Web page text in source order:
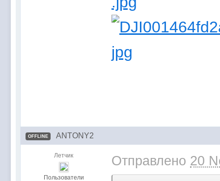
OFFLINE ANTONY2
Летчик
Пользователи
Отправлено 20